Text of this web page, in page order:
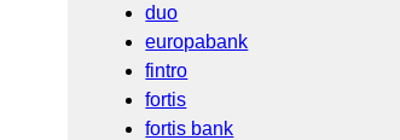
duo
europabank
fintro
fortis
fortis bank